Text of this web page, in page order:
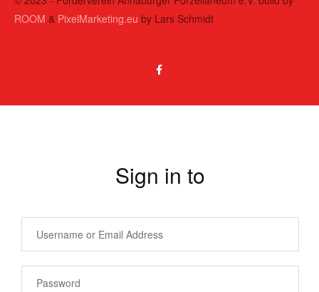
ROOM & PixelMarketing.eu by Lars Schmidt
Sign in to